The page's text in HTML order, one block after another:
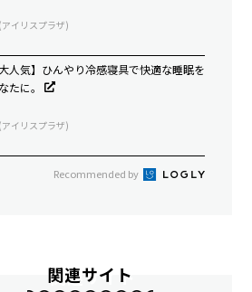
アイリスプラザ)
大人気】ひんやり冷感寝具で快適な睡眠を
たに。
アイリスプラザ)
Recommended by
関連サイト